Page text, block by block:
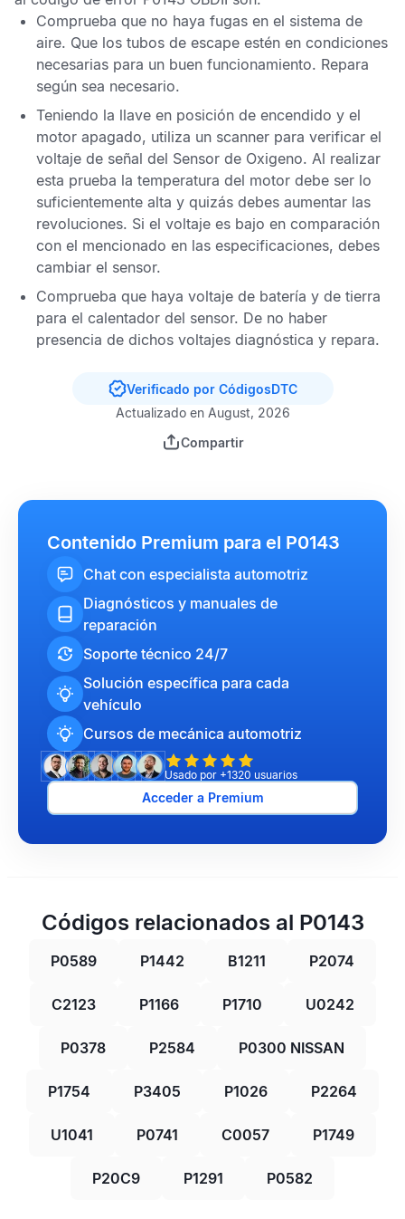
Comprueba que no haya fugas en el sistema de
aire. Que los tubos de escape estén en condiciones
necesarias para un buen funcionamiento. Repara
según sea necesario.
Teniendo la llave en posición de encendido y el
motor apagado, utiliza un scanner para verificar el
voltaje de señal del Sensor de Oxigeno. Al realizar
esta prueba la temperatura del motor debe ser lo
suficientemente alta y quizás debes aumentar las
revoluciones. Si el voltaje es bajo en comparación
con el mencionado en las especificaciones, debes
cambiar el sensor.
Comprueba que haya voltaje de batería y de tierra
para el calentador del sensor. De no haber
presencia de dichos voltajes diagnóstica y repara.
Verificado por CódigosDTC
Actualizado en August, 2026
Compartir
Contenido Premium para el P0143
Chat con especialista automotriz
Diagnósticos y manuales de
reparación
Soporte técnico 24/7
Solución específica para cada
vehículo
Cursos de mecánica automotriz
Usado por +1320 usuarios
Acceder a Premium
Códigos relacionados al P0143
P0589 P1442 B1211 P2074
C2123 P1166 P1710 U0242
P0378 P2584 P0300 NISSAN
P1754 P3405 P1026 P2264
U1041 P0741 C0057 P1749
P20C9 P1291 P0582